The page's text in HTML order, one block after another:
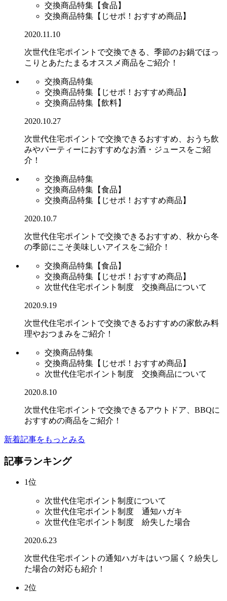
交換商品特集【食品】
交換商品特集【じせポ！おすすめ商品】
2020.11.10
次世代住宅ポイントで交換できる、季節のお鍋でほっ
こりとあたたまるオススメ商品をご紹介！
交換商品特集
交換商品特集【じせポ！おすすめ商品】
交換商品特集【飲料】
2020.10.27
次世代住宅ポイントで交換できるおすすめ、おうち飲
みやパーティーにおすすめなお酒・ジュースをご紹
介！
交換商品特集
交換商品特集【食品】
交換商品特集【じせポ！おすすめ商品】
2020.10.7
次世代住宅ポイントで交換できるおすすめ、秋から冬
の季節にこそ美味しいアイスをご紹介！
交換商品特集【食品】
交換商品特集【じせポ！おすすめ商品】
次世代住宅ポイント制度 交換商品について
2020.9.19
次世代住宅ポイントで交換できるおすすめの家飲み料
理やおつまみをご紹介！
交換商品特集
交換商品特集【じせポ！おすすめ商品】
次世代住宅ポイント制度 交換商品について
2020.8.10
次世代住宅ポイントで交換できるアウトドア、BBQに
おすすめの商品をご紹介！
新着記事をもっとみる
記事ランキング
1位
次世代住宅ポイント制度について
次世代住宅ポイント制度 通知ハガキ
次世代住宅ポイント制度 紛失した場合
2020.6.23
次世代住宅ポイントの通知ハガキはいつ届く？紛失し
た場合の対応も紹介！
2位